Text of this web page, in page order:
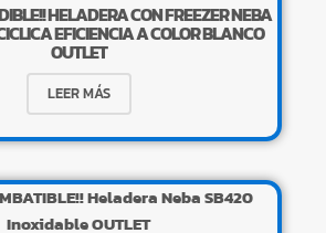
HELADERA CON FREEZER NEBA
EFICIENCIA A COLOR BLANCO
OUTLET
LEER MÁS